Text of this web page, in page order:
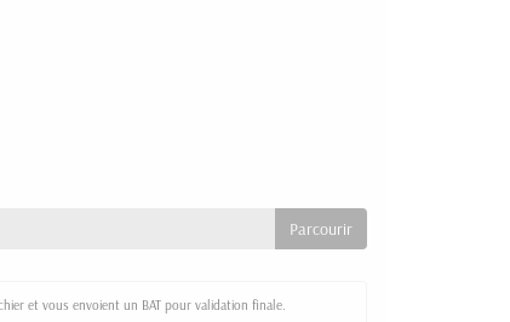
et vous envoient un BAT pour validation finale.